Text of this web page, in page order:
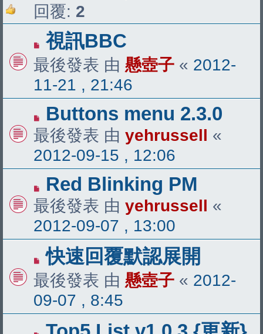
回覆: 2
視訊BBC
最後發表 由 懸壺子 « 2012-
11-21 , 21:46
Buttons menu 2.3.0
最後發表 由 yehrussell «
2012-09-15 , 12:06
Red Blinking PM
最後發表 由 yehrussell «
2012-09-07 , 13:00
快速回覆默認展開
最後發表 由 懸壺子 « 2012-
09-07 , 8:45